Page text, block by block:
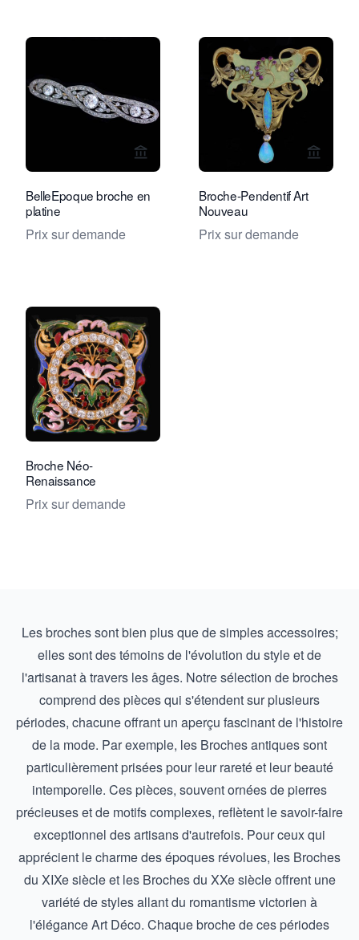
Voir la page vendeur de Rocks and
BelleEpoque broche en
platine
Prix sur demande
Voir la
Broche-Pendentif Art
Nouveau
Prix sur demande
Voir la page vendeur de Rocks and
Broche Néo-
Renaissance
Prix sur demande
Les broches sont bien plus que de simples accessoires;
elles sont des témoins de l'évolution du style et de
l'artisanat à travers les âges. Notre sélection de broches
comprend des pièces qui s'étendent sur plusieurs
périodes, chacune offrant un aperçu fascinant de l'histoire
de la mode. Par exemple, les Broches antiquessont
particulièrement prisées pour leur rareté et leur beauté
intemporelle. Ces pièces, souvent ornées de pierres
précieuses et de motifs complexes, reflètent le savoir-faire
exceptionnel des artisans d'autrefois. Pour ceux qui
apprécient le charme des époques révolues, les Broches
du XIXe siècleet les Broches du XXe siècleoffrent une
variété de styles allant du romantisme victorien à
l'élégance Art Déco. Chaque broche de ces périodes